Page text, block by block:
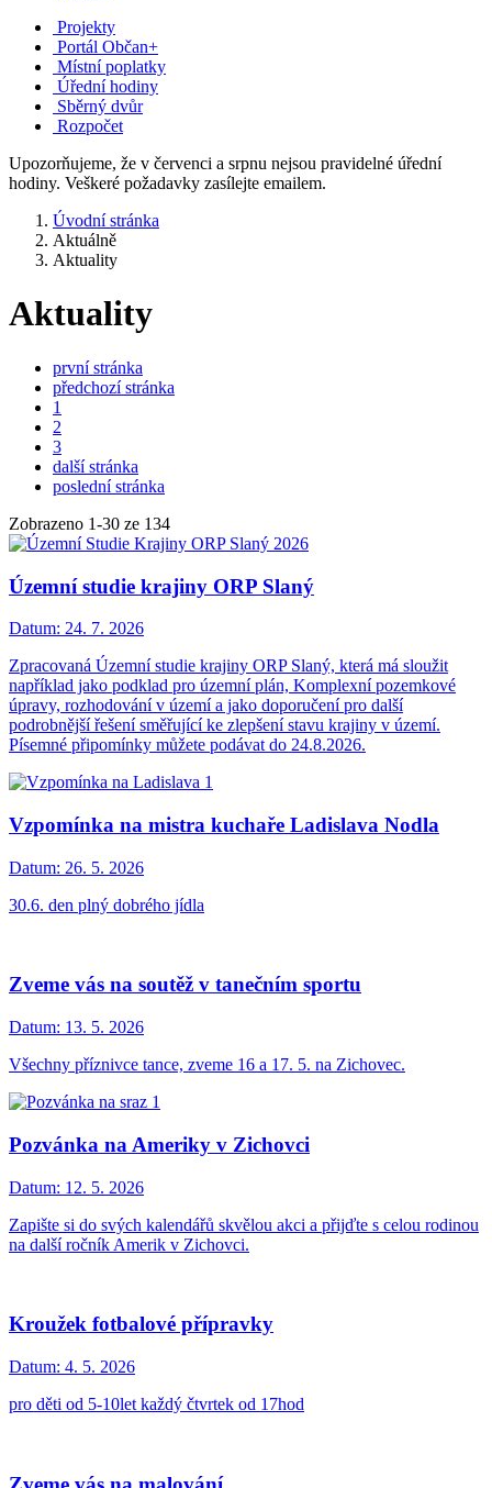
Projekty
Portál Občan+
Místní poplatky
Úřední hodiny
Sběrný dvůr
Rozpočet
Upozorňujeme, že v červenci a srpnu nejsou pravidelné úřední
hodiny. Veškeré požadavky zasílejte emailem.
Úvodní stránka
Aktuálně
Aktuality
Aktuality
první stránka
předchozí stránka
1
2
3
další stránka
poslední stránka
Zobrazeno 1-30 ze 134
Územní studie krajiny ORP Slaný
Datum: 24. 7. 2026
Zpracovaná Územní studie krajiny ORP Slaný, která má sloužit
například jako podklad pro územní plán, Komplexní pozemkové
úpravy, rozhodování v území a jako doporučení pro další
podrobnější řešení směřující ke zlepšení stavu krajiny v území.
Písemné připomínky můžete podávat do 24.8.2026.
Vzpomínka na mistra kuchaře Ladislava Nodla
Datum: 26. 5. 2026
30.6. den plný dobrého jídla
Zveme vás na soutěž v tanečním sportu
Datum: 13. 5. 2026
Všechny příznivce tance, zveme 16 a 17. 5. na Zichovec.
Pozvánka na Ameriky v Zichovci
Datum: 12. 5. 2026
Zapište si do svých kalendářů skvělou akci a přijďte s celou rodinou
na další ročník Amerik v Zichovci.
Kroužek fotbalové přípravky
Datum: 4. 5. 2026
pro děti od 5-10let každý čtvrtek od 17hod